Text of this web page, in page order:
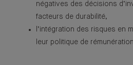
négatives des décisions
facteurs de durabilité,
l’intégration des risques en
leur politique de